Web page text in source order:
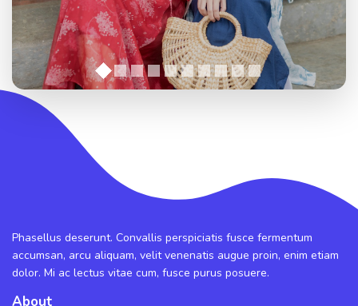
Phasellus deserunt. Convallis perspiciatis fusce fermentum
accumsan, arcu aliquam, velit venenatis augue proin, enim etiam
dolor. Mi ac lectus vitae cum, fusce purus posuere.
About